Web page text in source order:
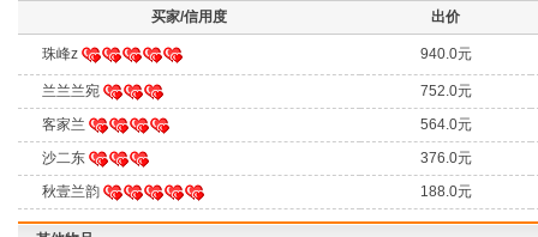
买家/信用度 出价
珠峰z 940.0元
兰兰兰宛
752.0元
客家兰
564.0元
沙二东
376.0元
秋壹兰韵
188.0元